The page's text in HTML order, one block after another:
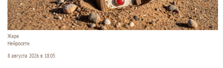
Жара
Нейросети
8 августа 2026 в 18:05